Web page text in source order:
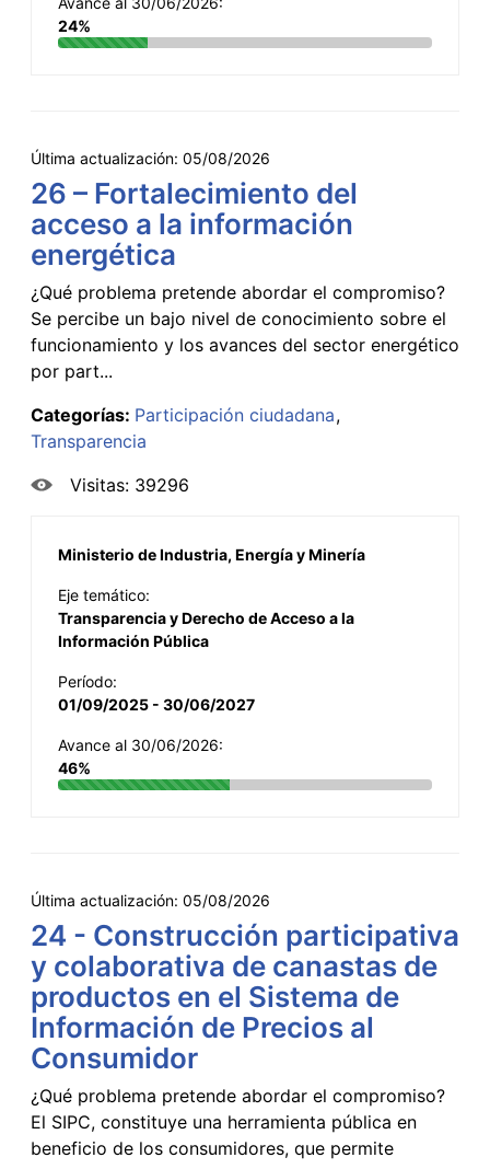
24%
Última actualización: 05/08/2026
26 – Fortalecimiento del
acceso a la información
energética
¿Qué problema pretende abordar el compromiso?
Se percibe un bajo nivel de conocimiento sobre el
funcionamiento y los avances del sector energético
por part...
Categorías: Participación ciudadana
Transparencia
Visitas: 39296
Ministerio de Industria, Energía y Minería
Eje temático:
Transparencia y Derecho de Acceso a la
Información Pública
Período:
01/09/2025 - 30/06/2027
Avance al 30/06/2026:
46%
Última actualización: 05/08/2026
24 - Construcción participativa
y colaborativa de canastas de
productos en el Sistema de
Información de Precios al
Consumidor
¿Qué problema pretende abordar el compromiso?
El SIPC, constituye una herramienta pública en
beneficio de los consumidores, que permite